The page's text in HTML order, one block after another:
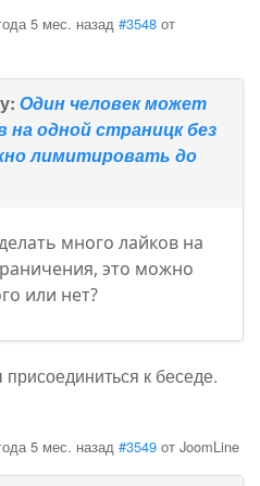
5 мес. назад #3548 от
Один человек может
на одной страницк без
лимитировать до
много лайков на
это можно
или нет?
присоединиться к беседе.
5 мес. назад #3549 отJoomLine